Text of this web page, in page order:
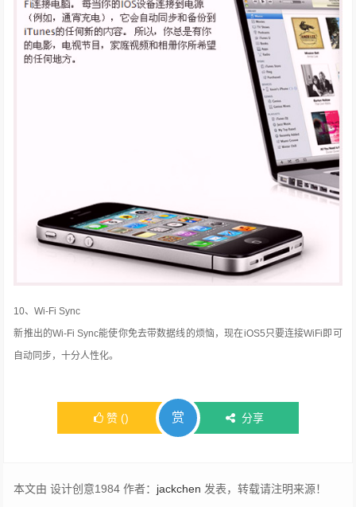
10、Wi-Fi Sync
新推出的Wi-Fi Sync能使你免去带数据线的烦恼，现在iOS5只要连接WiFi即可
自动同步，十分人性化。
赞 () 赏 分享
本文由 设计创意1984 作者： jackchen 发表，转载请注明来源！